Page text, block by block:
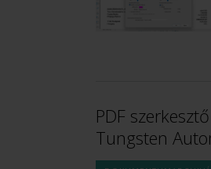
PDF
Tungsten